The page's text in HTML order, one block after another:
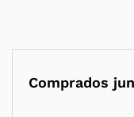
Comprados